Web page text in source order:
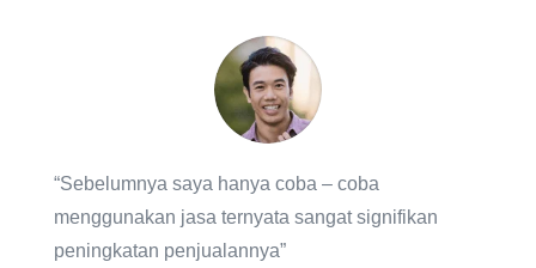
“Sebelumnya saya hanya coba – coba
menggunakan jasa ternyata sangat signifikan
peningkatan penjualannya”